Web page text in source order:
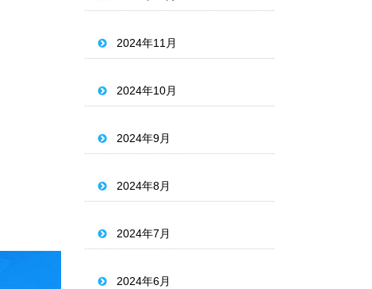
2024年11月
2024年10月
2024年9月
2024年8月
2024年7月
2024年6月